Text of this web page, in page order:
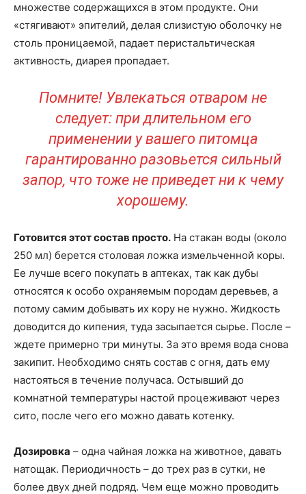
множестве содержащихся в этом продукте. Они
«стягивают» эпителий, делая слизистую оболочку не
столь проницаемой, падает перистальтическая
активность, диарея пропадает.
Помните! Увлекаться отваром не
следует: при длительном его
применении у вашего питомца
гарантированно разовьется сильный
запор, что тоже не приведет ни к чему
хорошему.
Готовится этот состав просто. На стакан воды (около
250 мл) берется столовая ложка измельченной коры.
Ее лучше всего покупать в аптеках, так как дубы
относятся к особо охраняемым породам деревьев, а
потому самим добывать их кору не нужно. Жидкость
доводится до кипения, туда засыпается сырье. После –
ждете примерно три минуты. За это время вода снова
закипит. Необходимо снять состав с огня, дать ему
настояться в течение получаса. Остывший до
комнатной температуры настой процеживают через
сито, после чего его можно давать котенку.
Дозировка – одна чайная ложка на животное, давать
натощак. Периодичность – до трех раз в сутки, не
более двух дней подряд. Чем еще можно проводить